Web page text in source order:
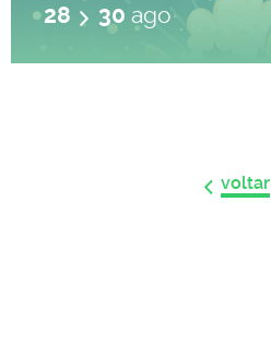
28 30 ago
voltar